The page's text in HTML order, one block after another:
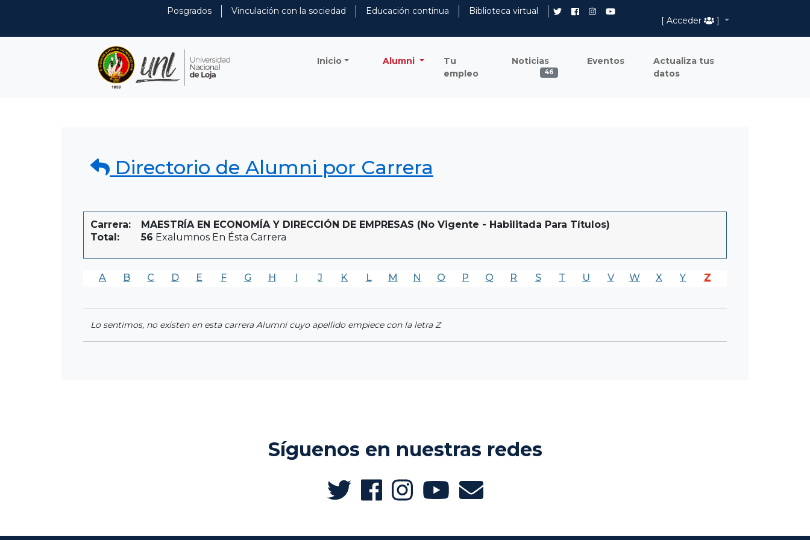
Posgrados Vinculación con la sociedad Educación contínua
Biblioteca virtual
[ Acceder
]
Inicio Alumni
Tu
empleo
Noticias
46
Eventos
Actualiza tus
datos
Directorio de Alumni por Carrera
Carrera:
MAESTRÍA EN ECONOMÍA Y DIRECCIÓN DE EMPRESAS (No Vigente - Habilitada Para Títulos)
Total:
56 Exalumnos En Ésta Carrera
A B C D E F G H I J K L M N O P Q R S T U V W X Y Z
Lo sentimos, no existen en esta carrera Alumni cuyo apellido empiece con la letra Z
Síguenos en nuestras redes